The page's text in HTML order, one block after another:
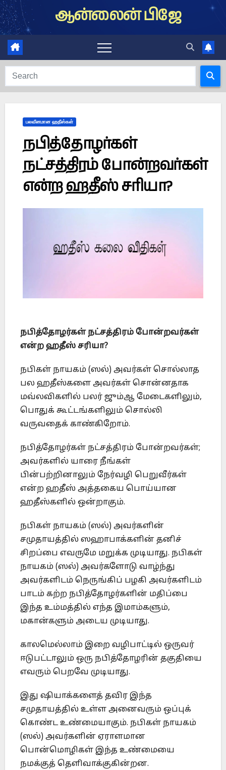
Skip
to
content
ஆன்லைன் பிஜே
பலவீனமான ஹதீஸ்கள்
நபித்தோழர்கள்
நட்சத்திரம் போன்றவர்கள்
என்ற ஹதீஸ் சரியா?
நபித்தோழர்கள் நட்சத்திரம் போன்றவர்கள்
என்ற ஹதீஸ் சரியா?
நபிகள் நாயகம் (ஸல்) அவர்கள் சொல்லாத
பல ஹதீஸ்களை அவர்கள் சொன்னதாக
மவ்லவிகளில் பலர் ஜும்ஆ மேடைகளிலும்,
பொதுக் கூட்டங்களிலும் சொல்லி
வருவதைக் காண்கிறோம்.
நபித்தோழர்கள் நட்சத்திரம் போன்றவர்கள்;
அவர்களில் யாரை நீங்கள்
பின்பற்றினாலும் நேர்வழி பெறுவீர்கள்
என்ற ஹதீஸ் அத்தகைய பொய்யான
ஹதீஸ்களில் ஒன்றாகும்.
நபிகள் நாயகம் (ஸல்) அவர்களின்
சமுதாயத்தில் ஸஹாபாக்களின் தனிச்
சிறப்பை எவருமே மறுக்க முடியாது. நபிகள்
நாயகம் (ஸல்) அவர்களோடு வாழ்ந்து
அவர்களிடம் நெருங்கிப் பழகி அவர்களிடம்
பாடம் கற்ற நபித்தோழர்களின் மதிப்பை
இந்த உம்மத்தில் எந்த இமாம்களும்,
மகான்களும் அடைய முடியாது.
காலமெல்லாம் இறை வழிபாட்டில் ஒருவர்
ஈடுபட்டாலும் ஒரு நபித்தோழரின் தகுதியை
எவரும் பெறவே முடியாது.
இது ஷியாக்களைத் தவிர இந்த
சமுதாயத்தில் உள்ள அனைவரும் ஒப்புக்
கொண்ட உண்மையாகும். நபிகள் நாயகம்
(ஸல்) அவர்களின் ஏராளமான
பொன்மொழிகள் இந்த உண்மையை
நமக்குத் தெளிவாக்குகின்றன.